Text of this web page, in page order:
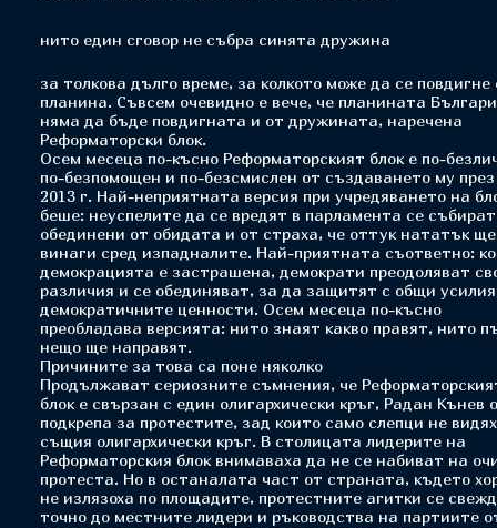
нито един сговор не събра синята дружина
за толкова дълго време, за колкото може да се повдигне
планина. Съвсем очевидно е вече, че планината
няма да бъде повдигната и от дружината, наречена
Реформаторски блок.
Осем месеца по-късно Реформаторският блок е по-
по-безпомощен и по-безсмислен от създаването му
2013 г. Най-неприятната версия при учредяването на
беше: неуспелите да се вредят в парламента се
обединени от обидата и от страха, че оттук нататък
винаги сред изпадналите. Най-приятната съответно:
демокрацията е застрашена, демократи преодоляват
различия и се обединяват, за да защитят с общи усилия
демократичните ценности. Осем месеца по-късно
преобладава версията: нито знаят какво правят, нито
нещо ще направят.
Причините за това са поне няколко
Продължават сериозните съмнения, че
блок е свързан с един олигархически кръг, Радан Кънев
подкрепа за протестите, зад които само слепци не
същия олигархически кръг. В столицата лидерите на
Реформаторския блок внимаваха да не се набиват на
протеста. Но в останалата част от страната, където
не излязоха по площадите, протестните агитки се
точно до местните лидери и ръководства на партиите